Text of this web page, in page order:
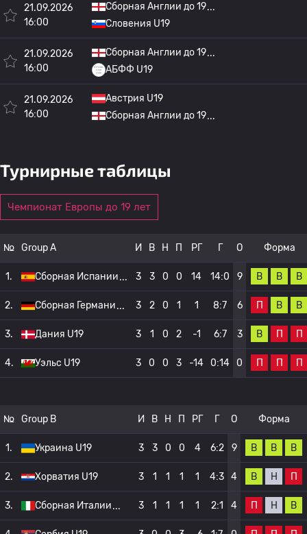
21.09.2026
16:00
Сборная Англии до 19
Словения U19
21.09.2026
16:00
Сборная Англии до 19
АБФФ U19
21.09.2026
16:00
Австрия U19
Сборная Англии до 19
Турнирные таблицы
Чемпионат Европы до 19 лет
№ Group A И В Н П РГ Г О Форма
1. Сборная Испании 3 3 0 0 14 14:0 9 В В В
2. Сборная Германи 3 2 0 1 1 8:7 6 П В В
3. Дания U19 3 1 0 2 -1 6:7 3 В П П
4. Уэльс U19 3 0 0 3 -14 0:14 0 П П П
№ Group B И В Н П РГ Г О Форма
1. Украина U19 3 3 0 0 4 6:2 9 В В В
2. Хорватия U19 3 1 1 1 1 4:3 4 В Н П
3. Сборная Италии 3 1 1 1 1 2:1 4 П Н В